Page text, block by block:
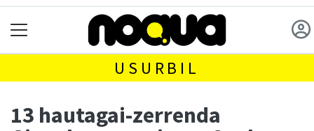
USURBIL
13 hautagai-zerrenda